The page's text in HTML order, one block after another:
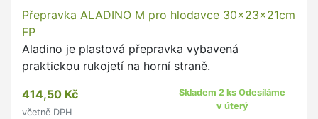
Přepravka ALADINO M pro hlodavce 30x23x21cm
FP
Aladino je plastová přepravka vybavená
praktickou rukojetí na horní straně.
414,50 Kč
včetně DPH
Skladem 2 ks Odesíláme
v úterý